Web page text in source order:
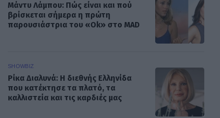
Μάντυ Λάμπου: Πώς είναι και πού
βρίσκεται σήμερα η πρώτη
παρουσιάστρια του «Ok» στο MAD
SHOWBIZ
Ρίκα Διαλυνά: Η διεθνής Ελληνίδα
που κατέκτησε τα πλατό, τα
καλλιστεία και τις καρδιές μας